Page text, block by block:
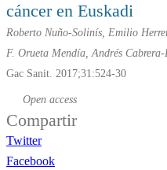
cáncer en Euskadi
Roberto Nuño-Solinís, Emilio
F. Orueta Mendía, Andrés Cabrera-
Gac Sanit. 2017;31:524-30
Open access
Compartir
Twitter
Facebook